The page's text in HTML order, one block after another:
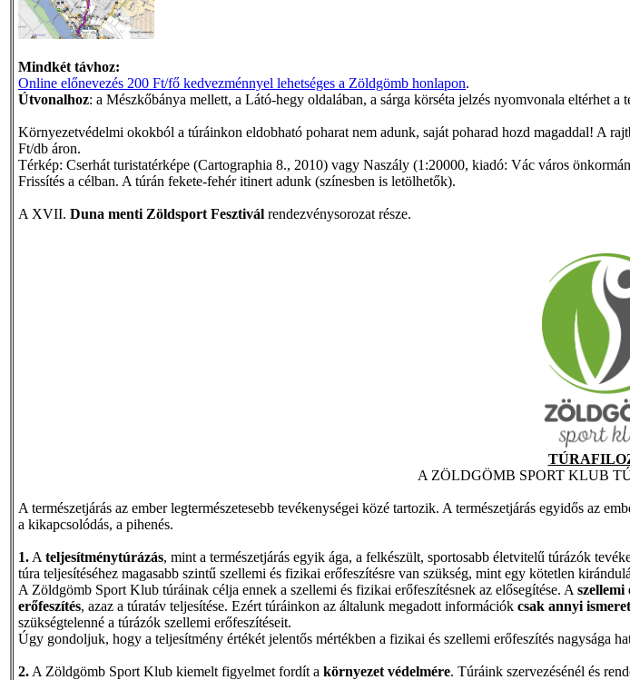
Mindkét távhoz:
Online előnevezés 200 Ft/fő kedvezménnyel lehetséges a Zöldgömb honlapon.
Útvonalhoz: a Mészkőbánya mellett, a Látó-hegy oldalában, a sárga körséta jelzés nyomvonala eltérhet
Környezetvédelmi okokból a túráinkon eldobható poharat nem adunk, saját poharad hozd magaddal! A
Ft/db áron.
Térkép: Cserhát turistatérképe (Cartographia 8., 2010) vagy Naszály (1:20000, kiadó: Vác város
Frissítés a célban. A túrán fekete-fehér itinert adunk (színesben is letölhetők).
A XVII. Duna menti Zöldsport Fesztivál rendezvénysorozat része.
A ZÖLDGÖMB SPORT KLUB
A természetjárás az ember legtermészetesebb tevékenységei közé tartozik. A természetjárás egyidős az
a kikapcsolódás, a pihenés.
1. A teljesítménytúrázás, mint a természetjárás egyik ága, a felkészült, sportosabb életvitelű túrázók
túra teljesítéséhez magasabb szintű szellemi és fizikai erőfeszítésre van szükség, mint egy kötetlen
A Zöldgömb Sport Klub túráinak célja ennek a szellemi és fizikai erőfeszítésnek az elősegítése. A szellemi
erőfeszítés, azaz a túratáv teljesítése. Ezért túráinkon az általunk megadott információk csak annyi
szükségtelenné a túrázók szellemi erőfeszítéseit.
Úgy gondoljuk, hogy a teljesítmény értékét jelentős mértékben a fizikai és szellemi erőfeszítés nagysága
2. A Zöldgömb Sport Klub kiemelt figyelmet fordít a környezet védelmére. Túráink szervezésénél és